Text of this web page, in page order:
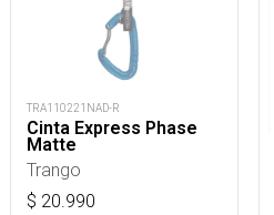
TRA110221NAD-R
Cinta Express Phase
Matte
Trango
$ 20.990